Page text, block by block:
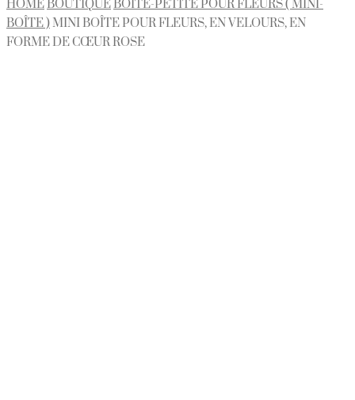
HOME BOUTIQUE BOÎTE-PETITE POUR FLEURS ( MINI-
BOÎTE )MINI BOÎTE POUR FLEURS, EN VELOURS, EN
FORME DE CŒUR ROSE